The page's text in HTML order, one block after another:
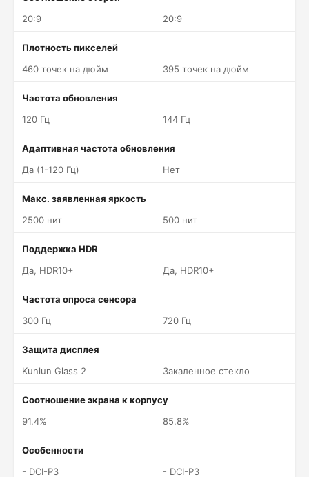
20:9
20:9
Плотность пикселей
460 точек на дюйм
395 точек на дюйм
Частота обновления
120 Гц
144 Гц
Адаптивная частота обновления
Да (1-120 Гц)
Нет
Макс. заявленная яркость
2500 нит
500 нит
Поддержка HDR
Да, HDR10+
Да, HDR10+
Частота опроса сенсора
300 Гц
720 Гц
Защита дисплея
Kunlun Glass 2
Закаленное стекло
Соотношение экрана к корпусу
91.4%
85.8%
Особенности
- DCI-P3
- DCI-P3